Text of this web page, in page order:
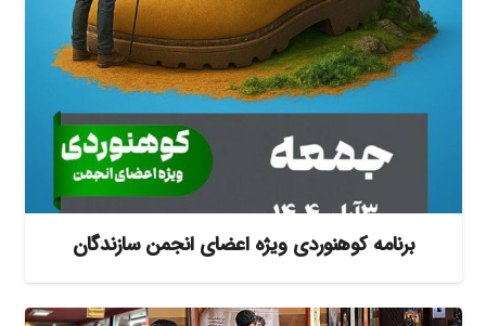
برنامه کوهنوردی ویژه اعضای انجمن سازندگان